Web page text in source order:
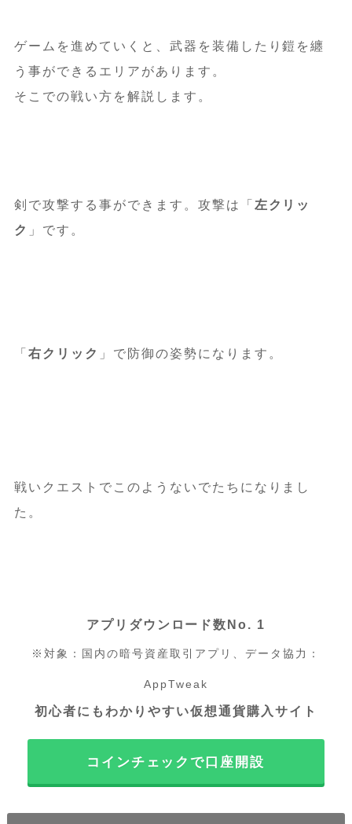
ゲームを進めていくと、武器を装備したり鎧を纏
う事ができるエリアがあります。
そこでの戦い方を解説します。
剣で攻撃する事ができます。攻撃は「 左クリッ
ク 」です。
「 右クリック 」で防御の姿勢になります。
戦いクエストでこのようないでたちになりまし
た。
アプリダウンロード数No. 1
※対象：国内の暗号資産取引アプリ、データ協力：
AppTweak
初心者にもわかりやすい仮想通貨購入サイト
コインチェックで口座開設